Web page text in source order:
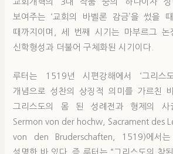
교회개혁의 3대 작품 중의 하나이자
보여주는 ‘교회의 바벨론 감금’을 썼을
때까지이며, 세 번째 시기는 마부르그 논
신학형성과 더불어 구체화된 시기이다.
루터는 1519년 시편강해에서 ‘그리스
개념으로 성찬의 상징적 의미를 가르친
그리스도의 몸 된 성례전과 형제의 사
Sermon von der hochw, Sacrament des
von den Bruderschaften, 1519)에서는